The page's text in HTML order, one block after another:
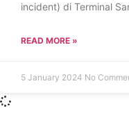
incident) di Terminal
READ MORE »
5 January 2024 No